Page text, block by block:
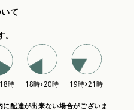
て
配達が出来ない場合がございま